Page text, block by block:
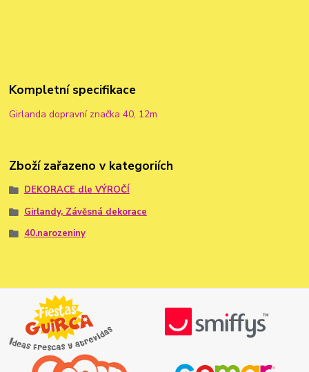
Kompletní specifikace
Girlanda dopravní značka 40, 12m
Zboží zařazeno v kategoriích
DEKORACE dle VÝROČÍ
Girlandy, Závěsná dekorace
40.narozeniny